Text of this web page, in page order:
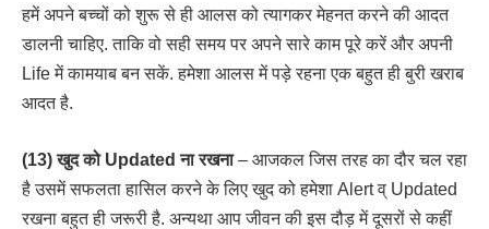
हमें अपने बच्चों को शुरू से ही आलस को त्यागकर मेहनत करने की आदत
डालनी चाहिए. ताकि वो सही समय पर अपने सारे काम पूरे करें और अपनी
Life में कामयाब बन सकें. हमेशा आलस में पड़े रहना एक बहुत ही बुरी खराब
आदत है.
(13) खुद को Updated ना रखना– आजकल जिस तरह का दौर चल रहा
है उसमें सफलता हासिल करने के लिए खुद को हमेशा Alert व् Updated
रखना बहुत ही जरूरी है. अन्यथा आप जीवन की इस दौड़ में दूसरों से कहीं